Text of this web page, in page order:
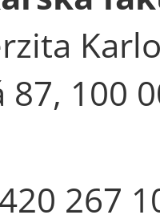
87, 100
267